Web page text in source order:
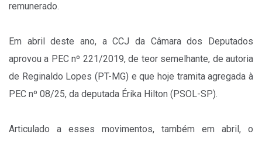
remunerado.
Em abril deste ano, a CCJ da Câmara dos Deputados
aprovou a PEC nº 221/2019, de teor semelhante, de autoria
de Reginaldo Lopes (PT-MG) e que hoje tramita agregada à
PEC nº 08/25, da deputada Érika Hilton (PSOL-SP).
Articulado a esses movimentos, também em abril, o